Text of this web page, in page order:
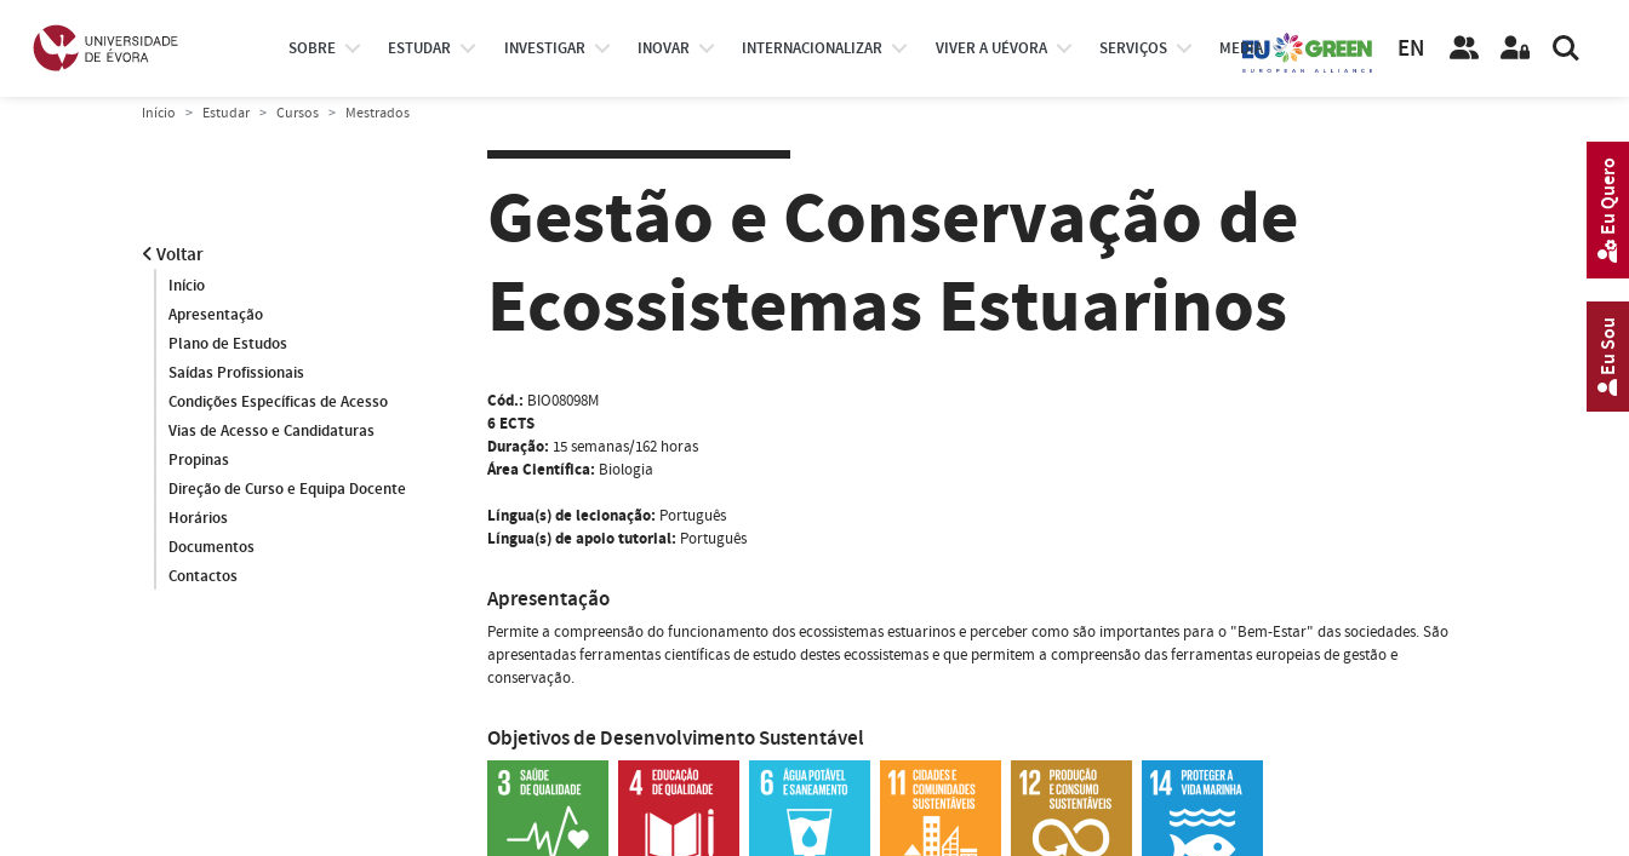
SOBRE ESTUDAR INVESTIGAR INOVAR INTERNACIONALIZAR VIVER A UÉVORA SERVIÇOS MEDIA EN
Início Estudar Cursos Mestrados
Voltar
Início
Apresentação
Plano de Estudos
Saídas Profissionais
Condições Específicas de Acesso
Vias de Acesso e Candidaturas
Propinas
Direção de Curso e Equipa Docente
Horários
Documentos
Contactos
Gestão e Conservação de
Ecossistemas Estuarinos
Cód.: BIO08098M
6 ECTS
Duração: 15 semanas/162 horas
Área Científica: Biologia
Língua(s) de lecionação: Português
Língua(s) de apoio tutorial: Português
Apresentação
Permite a compreensão do funcionamento dos ecossistemas estuarinos e perceber como são importantes para o "Bem-Estar" das sociedades. São
apresentadas ferramentas científicas de estudo destes ecossistemas e que permitem a compreensão das ferramentas europeias de gestão e
conservação.
Objetivos de Desenvolvimento Sustentável
Eu Sou
Eu Quero